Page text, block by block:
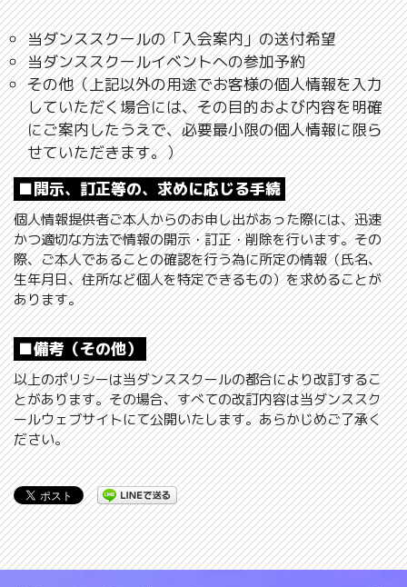
当ダンススクールの「入会案内」の送付希望
当ダンススクールイベントへの参加予約
その他（上記以外の用途でお客様の個人情報を入力
していただく場合には、その目的および内容を明確
にご案内したうえで、必要最小限の個人情報に限ら
せていただきます。）
■開示、訂正等の、求めに応じる手続
個人情報提供者ご本人からのお申し出があった際には、迅速
かつ適切な方法で情報の開示・訂正・削除を行います。その
際、ご本人であることの確認を行う為に所定の情報（氏名、
生年月日、住所など個人を特定できるもの）を求めることが
あります。
■備考（その他）
以上のポリシーは当ダンススクールの都合により改訂するこ
とがあります。その場合、すべての改訂内容は当ダンススク
ールウェブサイトにて公開いたします。あらかじめご了承く
ださい。